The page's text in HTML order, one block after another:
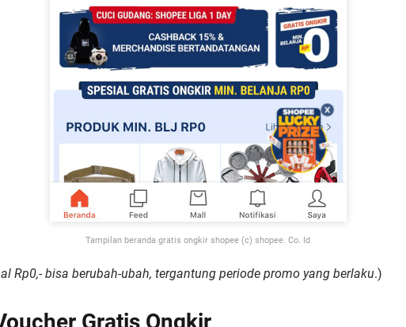
Tampilan beranda gratis ongkir shopee (c) shopee. Co. Id
Rp0,- bisa berubah-ubah, tergantung periode promo yang berlaku.)